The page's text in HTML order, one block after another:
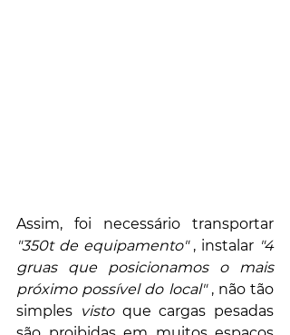
"350t de equipamento" , instalar "4
gruas que posicionamos o mais
próximo possível do local" , não tão
simples visto que cargas pesadas